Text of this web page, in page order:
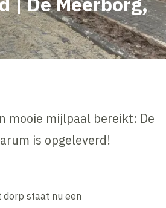
mooie mijlpaal bereikt: De
is opgeleverd!
staat nu een